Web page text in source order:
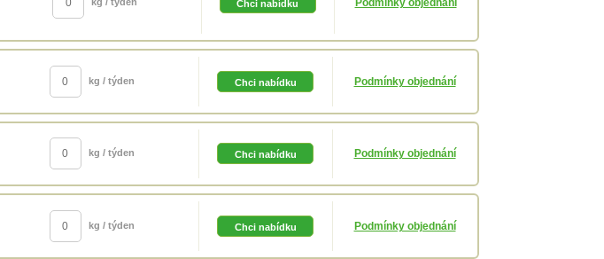
Podmínky objednání
kg / týden Podmínky objednání
kg / týden Podmínky objednání
kg / týden Podmínky objednání